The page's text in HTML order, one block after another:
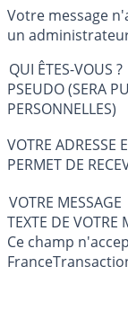
Votre message
un
QUI ÊTES-VOUS ?
PSEUDO (SERA
PERSONNELLES)
VOTRE ADRESSE
PERMET DE
VOTRE MESSAGE
Ce champ